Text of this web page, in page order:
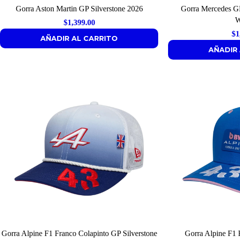
Gorra Aston Martin GP Silverstone 2026
$1,399.00
AÑADIR AL CARRITO
Gorra Mercedes
$
AÑADIR
Gorra Alpine F1 Franco Colapinto GP Silverstone
Gorra Alpine F1